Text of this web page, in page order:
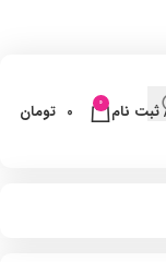
ثبت نام 0
0 تومان